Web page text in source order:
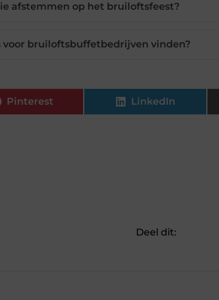
afstemmen op het bruiloftsfeest?
voor bruiloftsbuffetbedrijven vinden?
Pinterest LinkedIn
Deel dit: